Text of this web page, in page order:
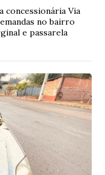
concessionária Via
no bairro
e passarela